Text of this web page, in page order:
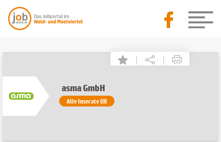
| |
asma GmbH
Alle Inserate (0)